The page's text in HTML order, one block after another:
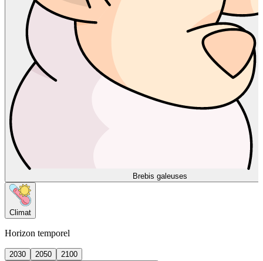
Brebis galeuses
Climat
Horizon temporel
2030 2050
2100